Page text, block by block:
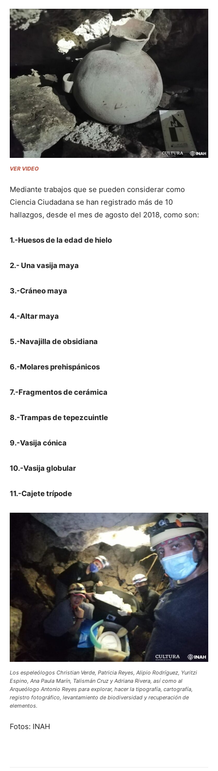
VER VIDEO
Mediante trabajos que se pueden considerar como
Ciencia Ciudadana se han registrado más de 10
hallazgos, desde el mes de agosto del 2018, como son:
1.-Huesos de la edad de hielo
2.- Una vasija maya
3.-Cráneo maya
4.-Altar maya
5.-Navajilla de obsidiana
6.-Molares prehispánicos
7.-Fragmentos de cerámica
8.-Trampas de tepezcuintle
9.-Vasija cónica
10.-Vasija globular
11.-Cajete trípode
Los espeleólogos Christian Verde, Patricia Reyes, Alipio Rodríguez, Yuritzi
Espino, Ana Paula Marín, Talismán Cruz y Adriana Rivera, así como al
Arqueólogo Antonio Reyes para explorar, hacer la tipografía, cartografía,
registro fotográfico, levantamiento de biodiversidad y recuperación de
elementos.
Fotos: INAH